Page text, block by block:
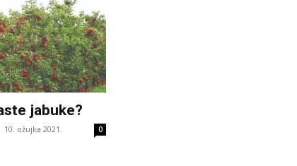
jabuke?
10. ožujka 2021. 0